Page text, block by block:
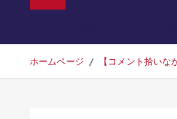
ホームページ 【コメント拾い